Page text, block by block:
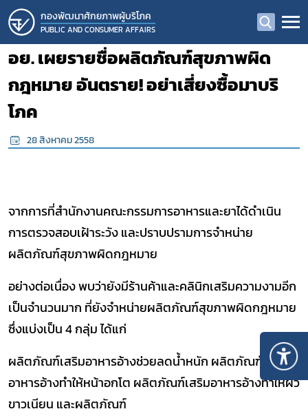
กองพัฒนาศักยภาพผู้บริโภค
PUBLIC AND CONSUMER AFFAIRS
อย. เผยรายชื่อผลิตภัณฑ์สุขภาพผิด
กฎหมาย อันตราย! อย่าเสี่ยงซื้อมาบริ
โภค
28 สิงหาคม 2558
จากการที่สำนักงานคณะกรรมการอาหารและยาได้ดำเนิน
การตรวจสอบเฝ้าระวัง และปราบปรามการจำหน่าย
ผลิตภัณฑ์สุขภาพผิดกฎหมาย
อย่างต่อเนื่อง พบว่ายังมีร้านค้าและคลินิกเสริมความงามอีก
เป็นจำนวนมาก ที่ยังจำหน่ายผลิตภัณฑ์สุขภาพผิดกฎหมาย
ซึ่งแบ่งเป็น 4 กลุ่ม ได้แก่
ผลิตภัณฑ์เสริมอาหารอ้างช่วยลดน้ำหนัก ผลิตภัณฑ์เสริม
อาหารอ้างทำให้หน้าอกโต ผลิตภัณฑ์เสริมอาหารอ้างทำให้ผิว
ขาวเนียน และผลิตภัณฑ์